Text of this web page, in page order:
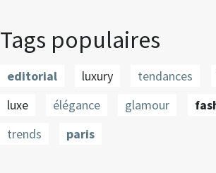
Tags populaires
editorial luxury tendances
luxe
élégance glamour
trends
paris